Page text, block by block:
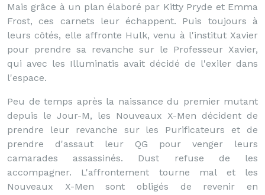
Mais grâce à un plan élaboré par Kitty Pryde et Emma
Frost, ces carnets leur échappent. Puis toujours à
leurs côtés, elle affronte Hulk, venu à l'institut Xavier
pour prendre sa revanche sur le Professeur Xavier,
qui avec les Illuminatis avait décidé de l'exiler dans
l'espace.
Peu de temps après la naissance du premier mutant
depuis le Jour-M, les Nouveaux X-Men décident de
prendre leur revanche sur les Purificateurs et de
prendre d'assaut leur QG pour venger leurs
camarades assassinés. Dust refuse de les
accompagner. L'affrontement tourne mal et les
Nouveaux X-Men sont obligés de revenir en